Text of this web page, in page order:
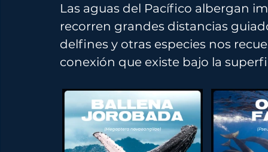
Las aguas del Pacífico albergan
recorren grandes distancias
delfines y otras especies nos
conexión que existe bajo la